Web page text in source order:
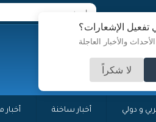
تفعيل الإشعارات؟
والأخبار العاجلة
لا شكراً
و دولي أخبار ساخنة